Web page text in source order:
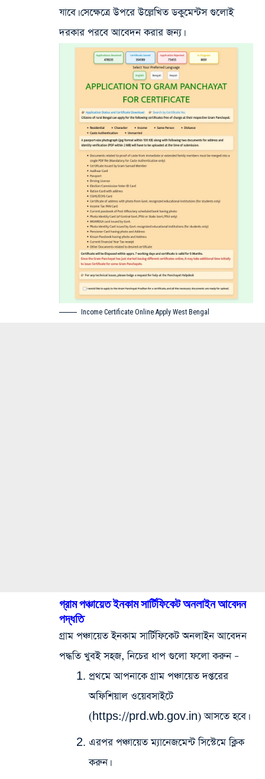
যাবে। সেক্ষেত্রে উপরে উল্লেখিত ডকুমেন্টস গুলোই
দরকার পরবে আবেদন করার জন্য।
Income Certificate Online Apply West Bengal
গ্রাম পঞ্চায়েত ইনকাম সার্টিফিকেট অনলাইন আবেদন
পদ্ধতি
গ্রাম পঞ্চায়েত ইনকাম সার্টিফিকেট অনলাইন আবেদন
পদ্ধতি খুবই সহজ, নিচের ধাপ গুলো ফলো করুন –
প্রথমে আপনাকে গ্রাম পঞ্চায়েত দপ্তরের
অফিশিয়াল ওয়েবসাইটে
(https://prd.wb.gov.in) আসতে হবে।
এরপর পঞ্চায়েত ম্যানেজমেন্ট সিস্টেমে ক্লিক
করুন।